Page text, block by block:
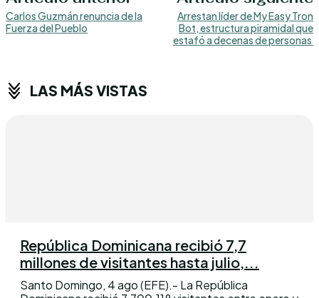
Carlos Guzmán renuncia de la
Fuerza del Pueblo
Arrestan líder de My Easy Tron
Bot, estructura piramidal que
estafó a decenas de personas
LAS MÁS VISTAS
República Dominicana recibió 7,7
millones de visitantes hasta julio,...
Santo Domingo, 4 ago (EFE).- La República